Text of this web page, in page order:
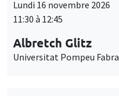
Lundi 16 novembre 2026
11:30 à 12:45
Albretch Glitz
Universitat Pompeu Fabra